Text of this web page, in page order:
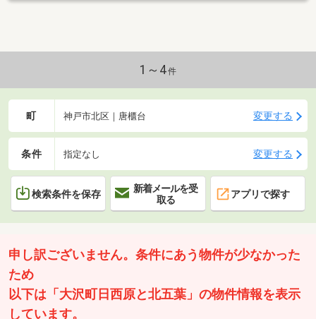
1～4件
町 神戸市北区｜唐櫃台 変更する
条件 指定なし 変更する
検索条件を保存
新着メールを受
取る
アプリで探す
申し訳ございません。条件にあう物件が少なかった
ため
以下は「大沢町日西原と北五葉」の物件情報を表示
しています。